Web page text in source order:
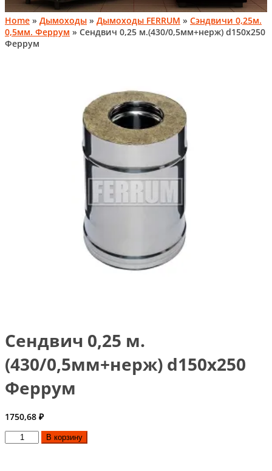
Home » Дымоходы » Дымоходы FERRUM » Сэндвичи 0,25м.
0,5мм. Феррум » Сендвич 0,25 м.(430/0,5мм+нерж) d150x250
Феррум
Сендвич 0,25 м.
(430/0,5мм+нерж) d150x250
Феррум
1750,68 ₽
КоличествоВ корзину